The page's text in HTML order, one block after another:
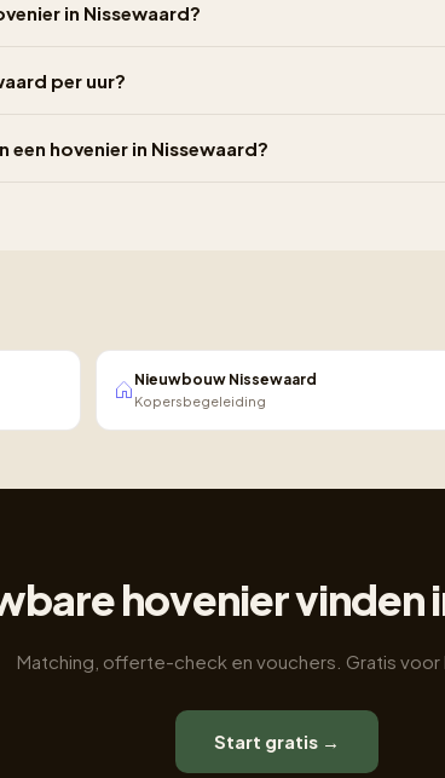
in Nissewaard?
per uur?
hovenier in Nissewaard?
Nieuwbouw Nissewaard
Kopersbegeleiding
hovenier vinden
Matching, offerte-check en vouchers. Gratis voor
Start gratis →